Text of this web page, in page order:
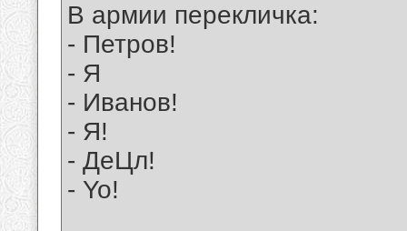
В армии перекличка:
- Петров!
- Я
- Иванов!
- Я!
- ДеЦл!
- Yo!